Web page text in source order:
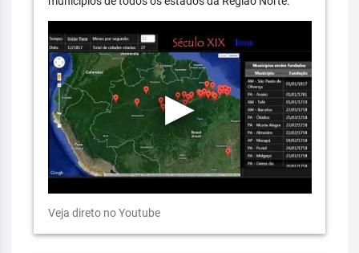
Veja direto no Youtube